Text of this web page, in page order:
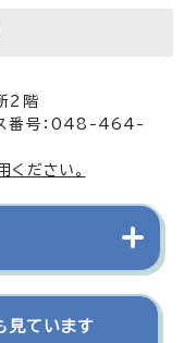
2階
番号：048-464-
ください。
見ています